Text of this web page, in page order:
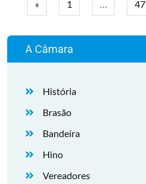
« 1 47
A Câmara
História
Brasão
Bandeira
Hino
Vereadores